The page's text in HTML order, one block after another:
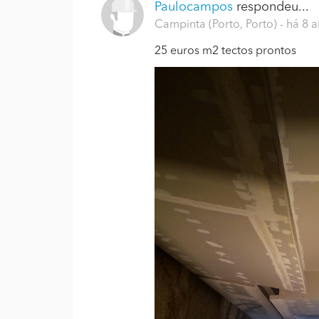
Paulocampos respondeu...
Campinta (Porto, Porto) - há 8
25 euros m2 tectos prontos